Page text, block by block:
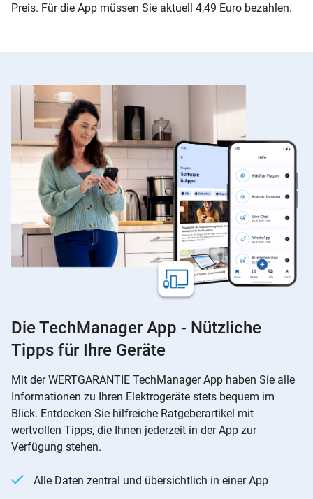
Preis. Für die App müssen Sie aktuell 4,49 Euro bezahlen.
Die TechManager App - Nützliche
Tipps für Ihre Geräte
Mit der WERTGARANTIE TechManager App haben Sie alle
Informationen zu Ihren Elektrogeräte stets bequem im
Blick. Entdecken Sie hilfreiche Ratgeberartikel mit
wertvollen Tipps, die Ihnen jederzeit in der App zur
Verfügung stehen.
Alle Daten zentral und übersichtlich in einer App